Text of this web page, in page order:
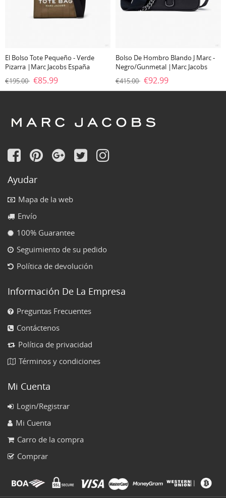
El Bolso Tote Pequeño - Verde
Pizarra |Marc Jacobs España
€195.00 €85.99
Bolso De Hombro Blando J Marc -
Negro/Gunmetal |Marc Jacobs
€415.00 €92.99
Ayudar
Mapa de la web
Envío
100% Guarantee
Seguimiento de su pedido
Política de devolución
Información De La Empresa
Preguntas Frecuentes
Contáctenos
Política de privacidad
Términos y condiciones
Mi Cuenta
Login/Registrar
Mi Cuenta
Carro de la compra
Comprar